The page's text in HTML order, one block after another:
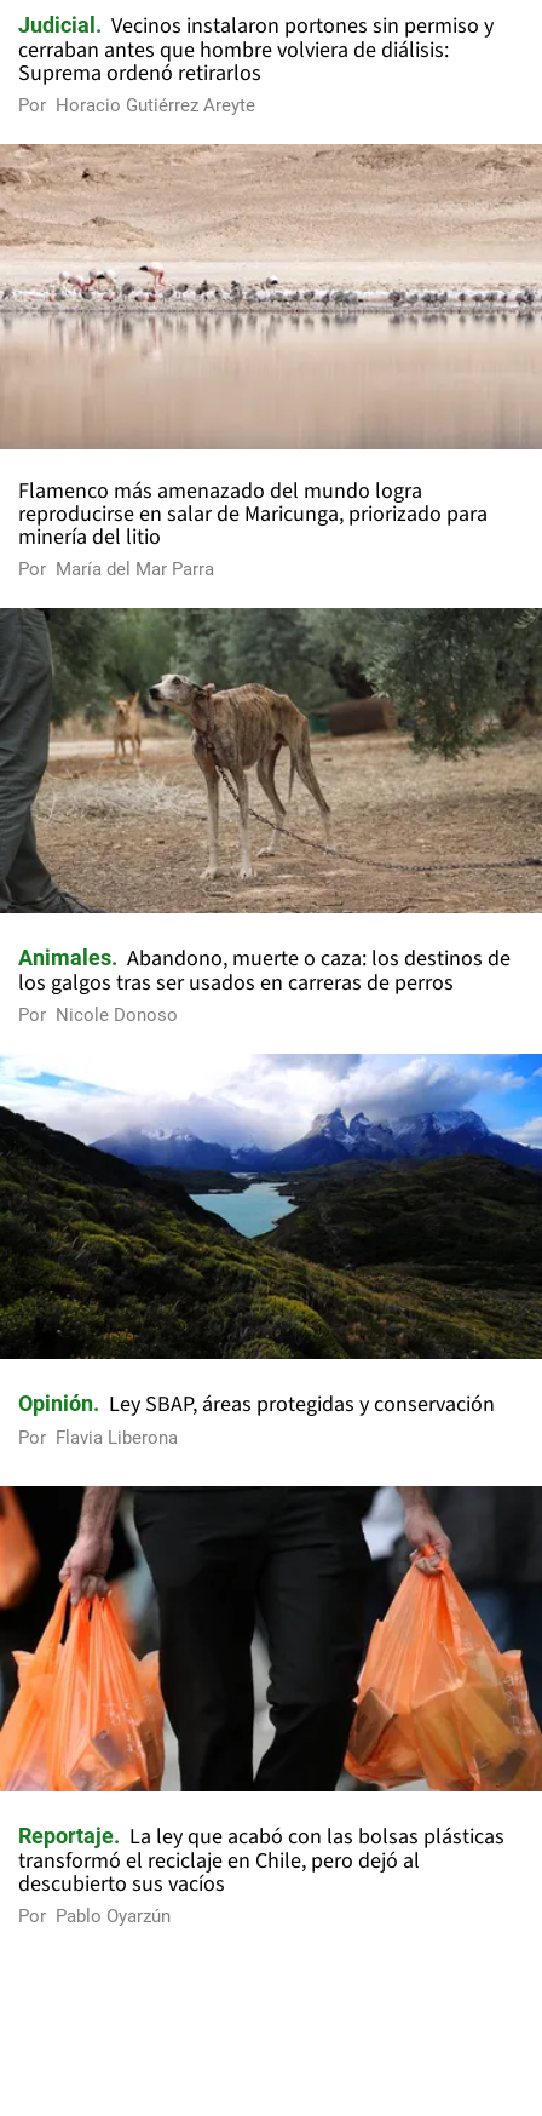
Judicial
Vecinos instalaron portones sin permiso y
cerraban antes que hombre volviera de diálisis:
Suprema ordenó retirarlos
Por Horacio Gutiérrez Areyte
Flamenco más amenazado del mundo logra
reproducirse en salar de Maricunga, priorizado para
minería del litio
Por María del Mar Parra
Animales
Abandono, muerte o caza: los destinos de
los galgos tras ser usados en carreras de perros
Por Nicole Donoso
Opinión Ley SBAP, áreas protegidas y conservación
Por Flavia Liberona
Reportaje
La ley que acabó con las bolsas plásticas
transformó el reciclaje en Chile, pero dejó al
descubierto sus vacíos
Por Pablo Oyarzún